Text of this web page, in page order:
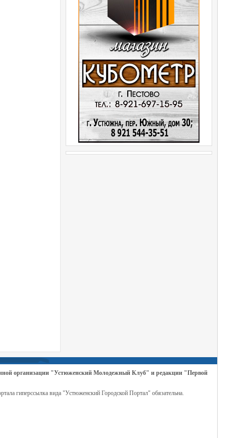
организации "Устюженский Молодежный Клуб" и редакции "Первой
гиперссылка вида "Устюженский Городской Портал" обязательна.